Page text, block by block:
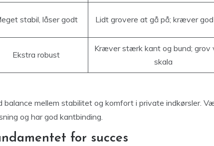
stabil, låser godt Lidt grovere at gå på; kræver
Ekstra robust
Kræver stærk kant og bund; grov
skala
mellem stabilitet og komfort i private indkørsler.
og har god kantbinding.
for succes